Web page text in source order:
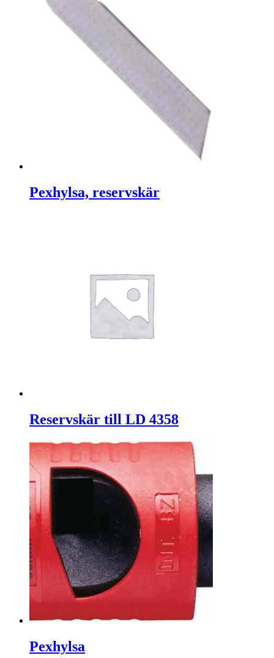
Pexhylsa, reservskär
Reservskär till LD 4358
Pexhylsa